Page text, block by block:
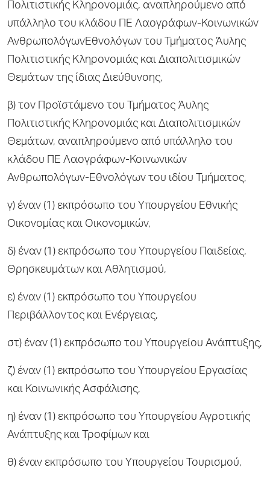
Πολιτιστικής Κληρονομιάς, αναπληρούμενο από
υπάλληλο του κλάδου ΠΕ Λαογράφων-Κοινωνικών
ΑνθρωπολόγωνΕθνολόγων του Τμήματος Άυλης
Πολιτιστικής Κληρονομιάς και Διαπολιτισμικών
Θεμάτων της ίδιας Διεύθυνσης,
β) τον Προϊστάμενο του Τμήματος Άυλης
Πολιτιστικής Κληρονομιάς και Διαπολιτισμικών
Θεμάτων, αναπληρούμενο από υπάλληλο του
κλάδου ΠΕ Λαογράφων-Κοινωνικών
Ανθρωπολόγων-Εθνολόγων του ιδίου Τμήματος,
γ) έναν (1) εκπρόσωπο του Υπουργείου Εθνικής
Οικονομίας και Οικονομικών,
δ) έναν (1) εκπρόσωπο του Υπουργείου Παιδείας,
Θρησκευμάτων και Αθλητισμού,
ε) έναν (1) εκπρόσωπο του Υπουργείου
Περιβάλλοντος και Ενέργειας,
στ) έναν (1) εκπρόσωπο του Υπουργείου Ανάπτυξης,
ζ) έναν (1) εκπρόσωπο του Υπουργείου Εργασίας
και Κοινωνικής Ασφάλισης,
η) έναν (1) εκπρόσωπο του Υπουργείου Αγροτικής
Ανάπτυξης και Τροφίμων και
θ) έναν εκπρόσωπο του Υπουργείου Τουρισμού,